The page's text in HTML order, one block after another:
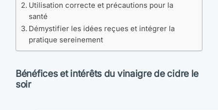
Utilisation correcte et précautions pour la
santé
Démystifier les idées reçues et intégrer la
pratique sereinement
Bénéfices et intérêts du vinaigre de cidre le
soir